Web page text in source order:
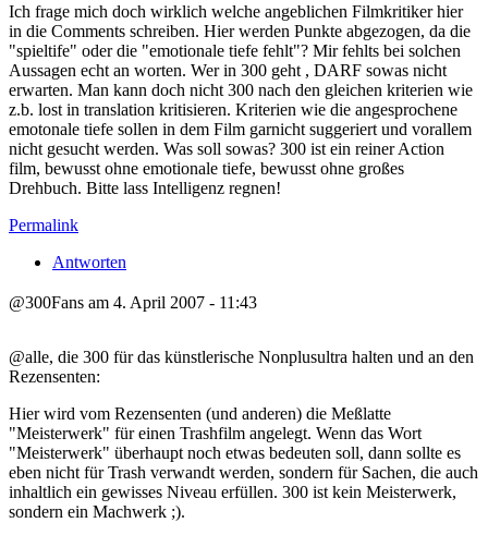
Ich frage mich doch wirklich welche angeblichen Filmkritiker hier
in die Comments schreiben. Hier werden Punkte abgezogen, da die
"spieltife" oder die "emotionale tiefe fehlt"? Mir fehlts bei solchen
Aussagen echt an worten. Wer in 300 geht , DARF sowas nicht
erwarten. Man kann doch nicht 300 nach den gleichen kriterien wie
z.b. lost in translation kritisieren. Kriterien wie die angesprochene
emotonale tiefe sollen in dem Film garnicht suggeriert und vorallem
nicht gesucht werden. Was soll sowas? 300 ist ein reiner Action
film, bewusst ohne emotionale tiefe, bewusst ohne großes
Drehbuch. Bitte lass Intelligenz regnen!
Permalink
Antworten
@300Fans am 4. April 2007 - 11:43
@alle, die 300 für das künstlerische Nonplusultra halten und an den
Rezensenten:
Hier wird vom Rezensenten (und anderen) die Meßlatte
"Meisterwerk" für einen Trashfilm angelegt. Wenn das Wort
"Meisterwerk" überhaupt noch etwas bedeuten soll, dann sollte es
eben nicht für Trash verwandt werden, sondern für Sachen, die auch
inhaltlich ein gewisses Niveau erfüllen. 300 ist kein Meisterwerk,
sondern ein Machwerk ;).